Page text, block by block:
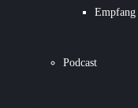
Podcast